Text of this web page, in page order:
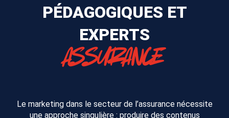
PÉDAGOGIQUES ET
EXPERTS
ASSURANCE
Le marketing dans le secteur de l’assurance nécessite
une approche singulière : produire des contenus